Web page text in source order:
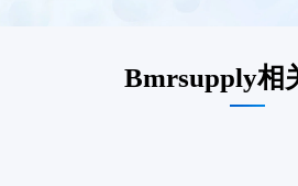
Bmrsupply相